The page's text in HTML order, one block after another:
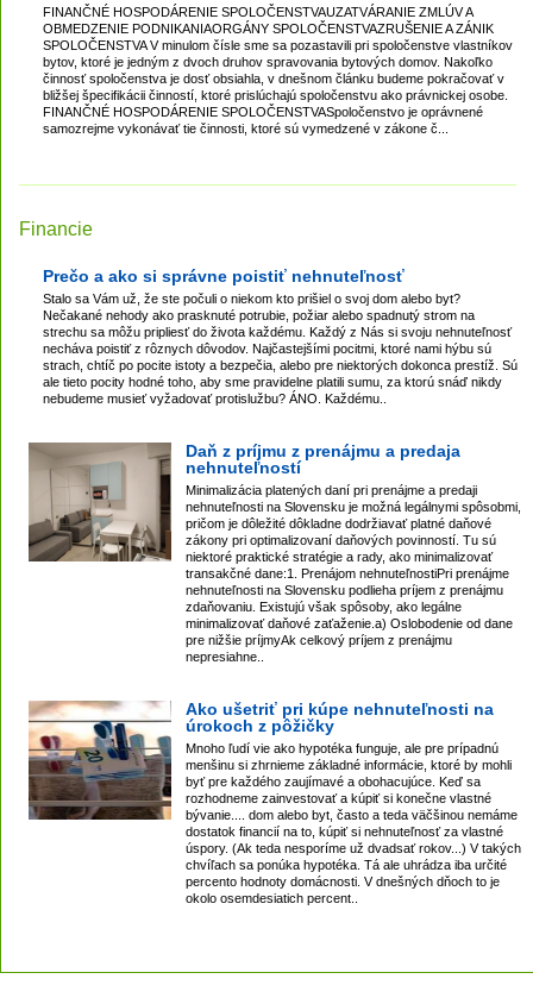
FINANČNÉ HOSPODÁRENIE SPOLOČENSTVAUZATVÁRANIE ZMLÚV A
OBMEDZENIE PODNIKANIAORGÁNY SPOLOČENSTVAZRUŠENIE A ZÁNIK
SPOLOČENSTVA V minulom čísle sme sa pozastavili pri spoločenstve vlastníkov
bytov, ktoré je jedným z dvoch druhov spravovania bytových domov. Nakoľko
činnosť spoločenstva je dosť obsiahla, v dnešnom článku budeme pokračovať v
bližšej špecifikácii činností, ktoré prislúchajú spoločenstvu ako právnickej osobe.
FINANČNÉ HOSPODÁRENIE SPOLOČENSTVASpoločenstvo je oprávnené
samozrejme vykonávať tie činnosti, ktoré sú vymedzené v zákone č...
Financie
Prečo a ako si správne poistiť nehnuteľnosť
Stalo sa Vám už, že ste počuli o niekom kto prišiel o svoj dom alebo byt?
Nečakané nehody ako prasknuté potrubie, požiar alebo spadnutý strom na
strechu sa môžu pripliesť do života každému. Každý z Nás si svoju nehnuteľnosť
necháva poistiť z rôznych dôvodov. Najčastejšími pocitmi, ktoré nami hýbu sú
strach, chtíč po pocite istoty a bezpečia, alebo pre niektorých dokonca prestíž. Sú
ale tieto pocity hodné toho, aby sme pravidelne platili sumu, za ktorú snáď nikdy
nebudeme musieť vyžadovať protislužbu? ÁNO. Každému..
Daň z príjmu z prenájmu a predaja
nehnuteľností
Minimalizácia platených daní pri prenájme a predaji
nehnuteľnosti na Slovensku je možná legálnymi spôsobmi,
pričom je dôležité dôkladne dodržiavať platné daňové
zákony pri optimalizovaní daňových povinností. Tu sú
niektoré praktické stratégie a rady, ako minimalizovať
transakčné dane:1. Prenájom nehnuteľnostiPri prenájme
nehnuteľnosti na Slovensku podlieha príjem z prenájmu
zdaňovaniu. Existujú však spôsoby, ako legálne
minimalizovať daňové zaťaženie.a) Oslobodenie od dane
pre nižšie príjmyAk celkový príjem z prenájmu
nepresiahne..
Ako ušetriť pri kúpe nehnuteľnosti na
úrokoch z pôžičky
Mnoho ľudí vie ako hypotéka funguje, ale pre prípadnú
menšinu si zhrnieme základné informácie, ktoré by mohli
byť pre každého zaujímavé a obohacujúce. Keď sa
rozhodneme zainvestovať a kúpiť si konečne vlastné
bývanie.... dom alebo byt, často a teda väčšinou nemáme
dostatok financií na to, kúpiť si nehnuteľnosť za vlastné
úspory. (Ak teda nesporíme už dvadsať rokov...) V takých
chvíľach sa ponúka hypotéka. Tá ale uhrádza iba určité
percento hodnoty domácnosti. V dnešných dňoch to je
okolo osemdesiatich percent..